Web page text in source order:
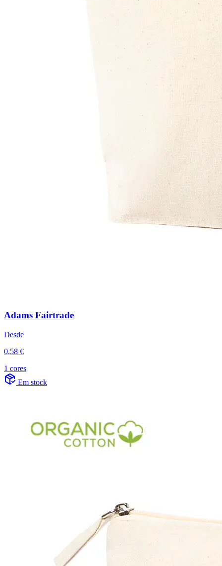
Adams Fairtrade
Desde
0,58 €
1 cores
Em stock